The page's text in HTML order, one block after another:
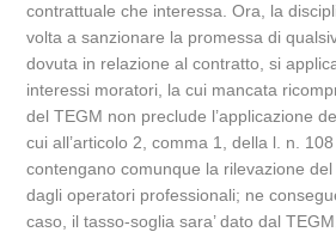
contrattuale che interessa. Ora, la
volta a sanzionare la promessa di
dovuta in relazione al contratto, si
interessi moratori, la cui mancata
del TEGM non preclude l’applicazione
cui all’articolo 2, comma 1, della l. n.
contengano comunque la rilevazione
dagli operatori professionali; ne
caso, il tasso-soglia sara’ dato dal